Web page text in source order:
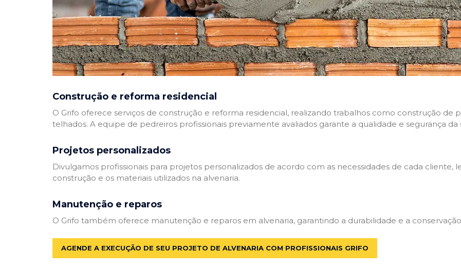
Construção e reforma residencial
O Grifo oferece serviços de construção e reforma residencial, realizando trabalhos como construção de
telhados. A equipe de pedreiros profissionais previamente avaliados garante a qualidade e segurança da
Projetos personalizados
Divulgamos profissionais para projetos personalizados de acordo com as necessidades de cada cliente,
construção e os materiais utilizados na alvenaria.
Manutenção e reparos
O Grifo também oferece manutenção e reparos em alvenaria, garantindo a durabilidade e a
AGENDE A EXECUÇÃO DE SEU PROJETO DE ALVENARIA COM PROFISSIONAIS GRIFO